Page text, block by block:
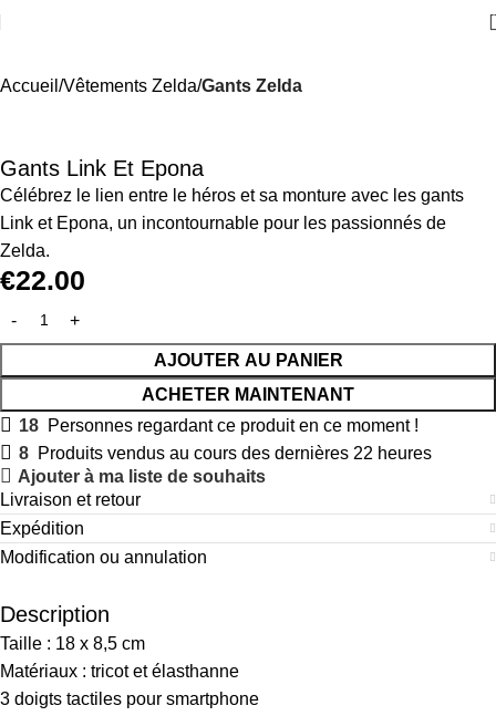
Accueil Vêtements Zelda Gants Zelda
Gants Link Et Epona
Célébrez le lien entre le héros et sa monture avec les gants
Link et Epona, un incontournable pour les passionnés de
Zelda.
€22.00
AJOUTER AU PANIER
ACHETER MAINTENANT
18 Personnes regardant ce produit en ce moment !
8 Produits vendus au cours des dernières 22 heures
Ajouter à ma liste de souhaits
Livraison et retour
Expédition
Modification ou annulation
Description
Taille : 18 x 8,5 cm
Matériaux : tricot et élasthanne
3 doigts tactiles pour smartphone